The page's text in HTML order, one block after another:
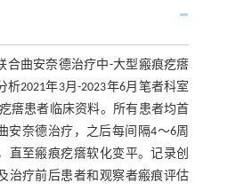
合曲安奈德治疗中-大型瘢痕疙瘩
析2021年3月-2023年6月笔者科室
瘩患者临床资料。所有患者均首
安奈德治疗，之后每间隔4～6周
直至瘢痕疙瘩软化变平。记录创
治疗前后患者和观察者瘢痕评估